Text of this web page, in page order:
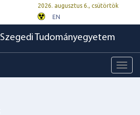
2026. augusztus 6., csütörtök
EN
Szegedi Tudományegyetem